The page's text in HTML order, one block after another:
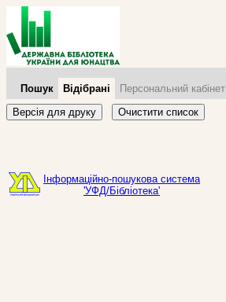
Пошук Відібрані
Персональний кабінет
Версія для друку
Очистити список
Інформаційно-пошукова система
'УФД/Бібліотека'